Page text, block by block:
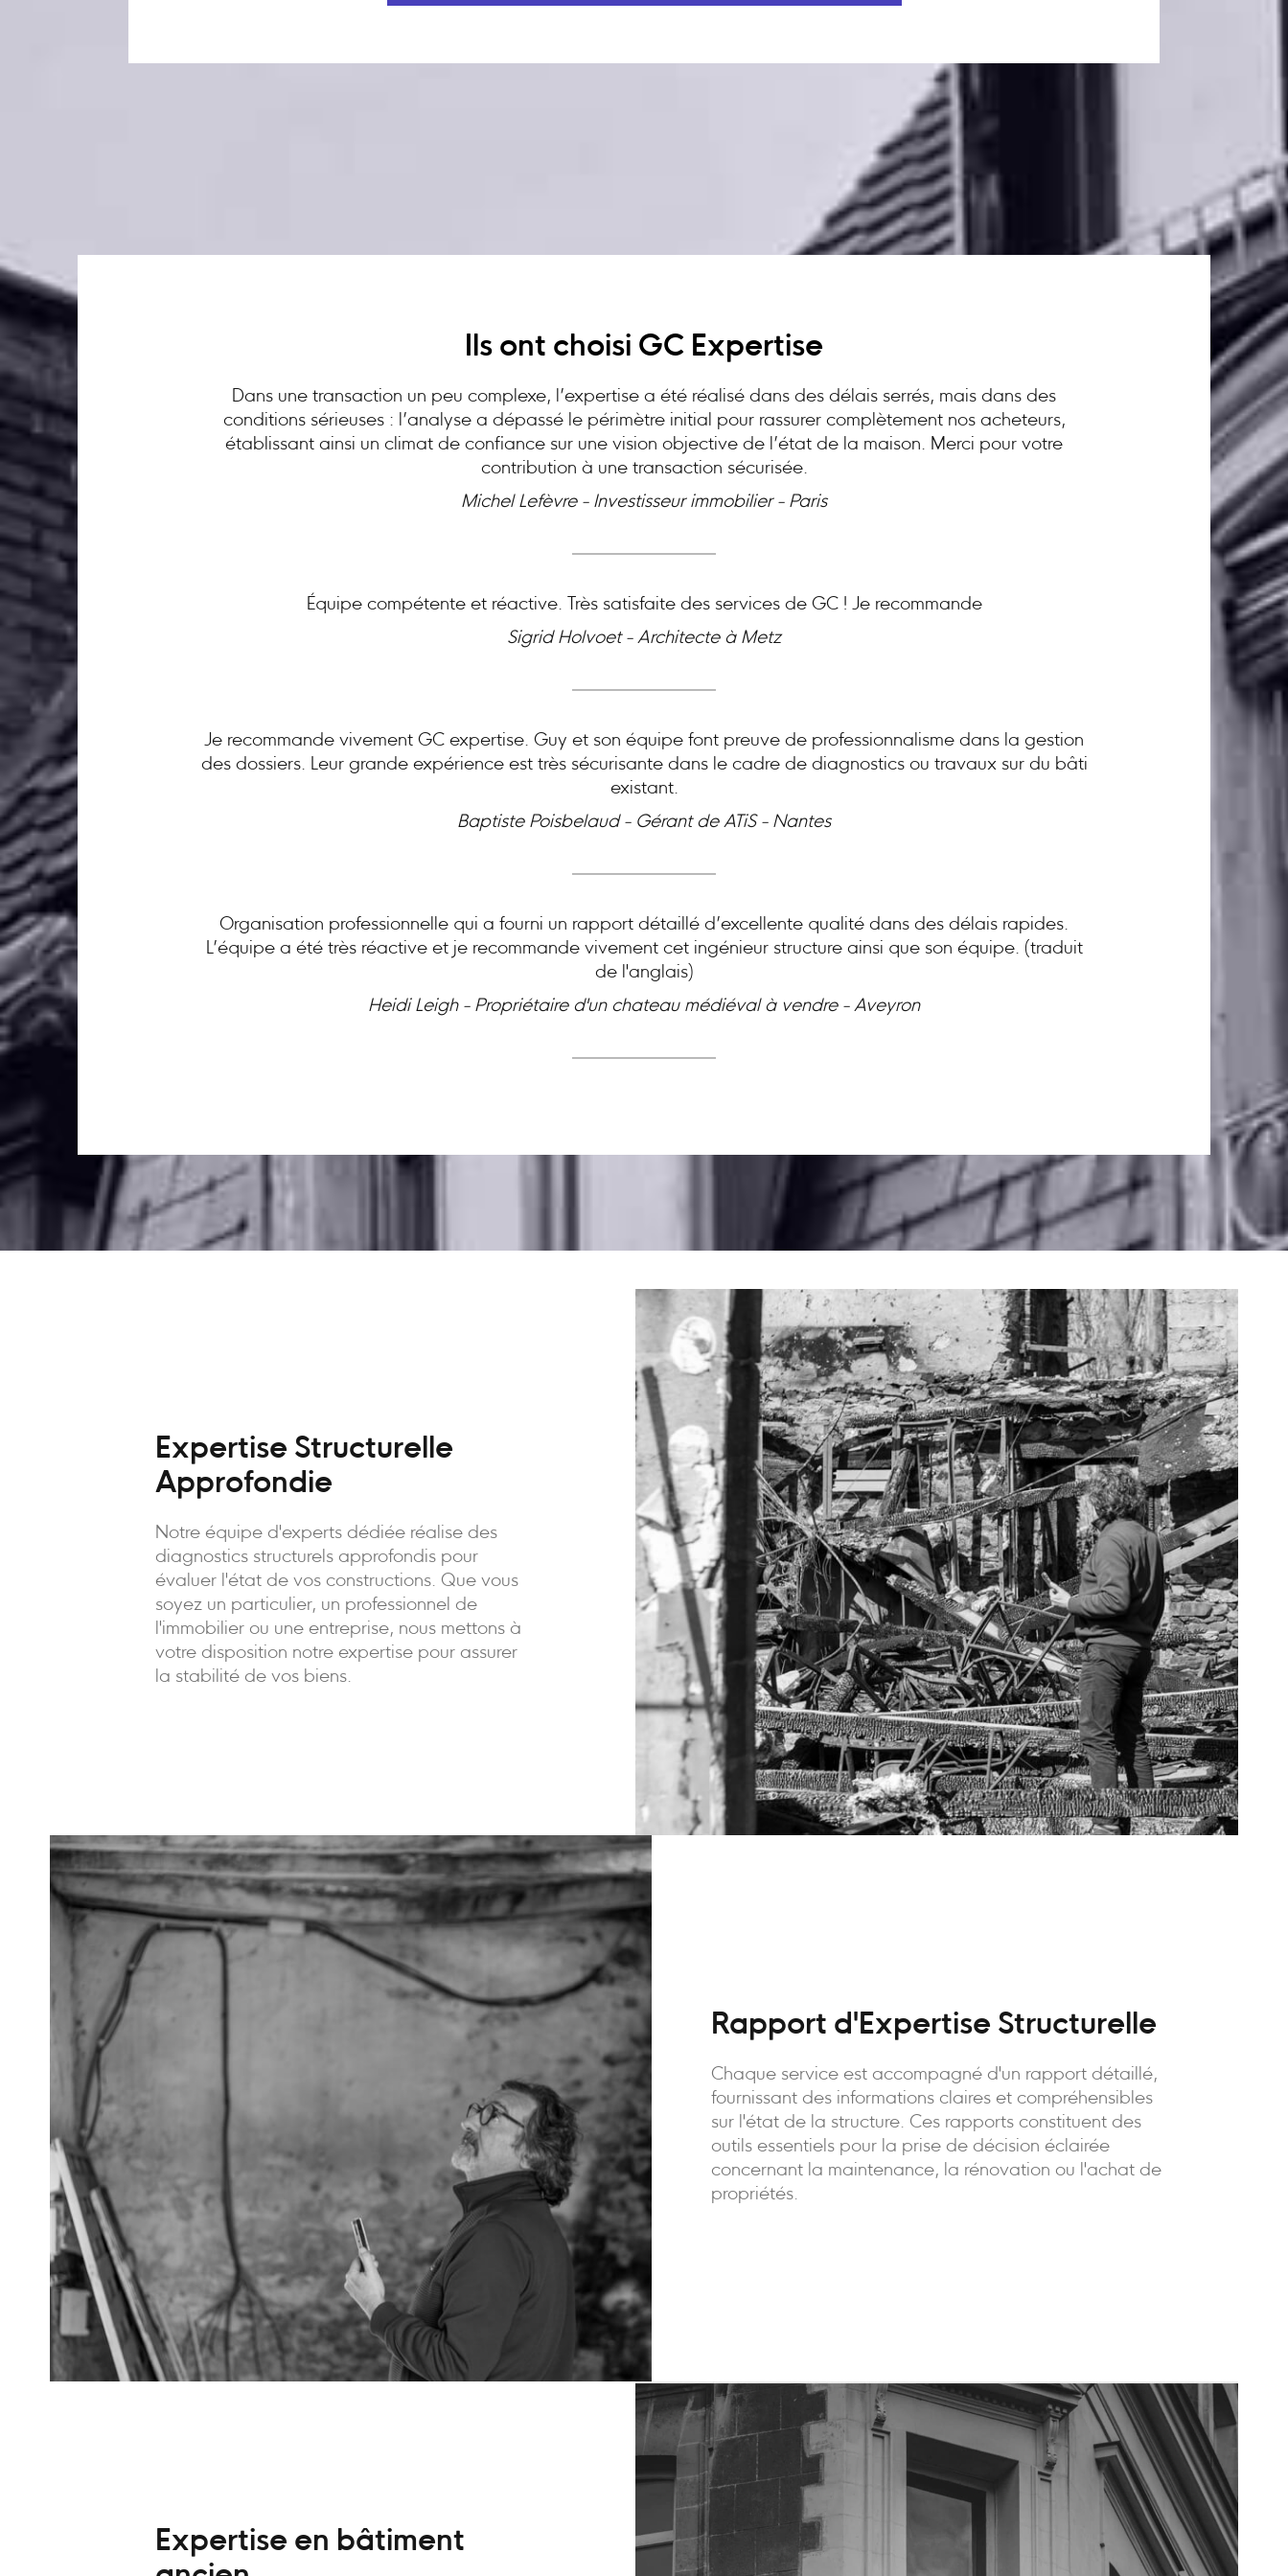
Ils ont choisi GC Expertise
Dans une transaction un peu complexe, l’expertise a été réalisé dans des délais serrés, mais dans des
conditions sérieuses : l’analyse a dépassé le périmètre initial pour rassurer complètement nos acheteurs,
établissant ainsi un climat de confiance sur une vision objective de l’état de la maison. Merci pour votre
contribution à une transaction sécurisée.
Michel Lefèvre - Investisseur immobilier - Paris
Équipe compétente et réactive. Très satisfaite des services de GC ! Je recommande
Sigrid Holvoet - Architecte à Metz
Je recommande vivement GC expertise. Guy et son équipe font preuve de professionnalisme dans la gestion
des dossiers. Leur grande expérience est très sécurisante dans le cadre de diagnostics ou travaux sur du bâti
existant.
Baptiste Poisbelaud - Gérant de ATiS - Nantes
Organisation professionnelle qui a fourni un rapport détaillé d’excellente qualité dans des délais rapides.
L’équipe a été très réactive et je recommande vivement cet ingénieur structure ainsi que son équipe. (traduit
de l'anglais)
Heidi Leigh - Propriétaire d'un chateau médiéval à vendre - Aveyron
Expertise Structurelle
Approfondie
Notre équipe d'experts dédiée réalise des
diagnostics structurels approfondis pour
évaluer l'état de vos constructions. Que vous
soyez un particulier, un professionnel de
l'immobilier ou une entreprise, nous mettons à
votre disposition notre expertise pour assurer
la stabilité de vos biens.
Rapport d'Expertise Structurelle
Chaque service est accompagné d'un rapport détaillé,
fournissant des informations claires et compréhensibles
sur l'état de la structure. Ces rapports constituent des
outils essentiels pour la prise de décision éclairée
concernant la maintenance, la rénovation ou l'achat de
propriétés.
Expertise en bâtiment